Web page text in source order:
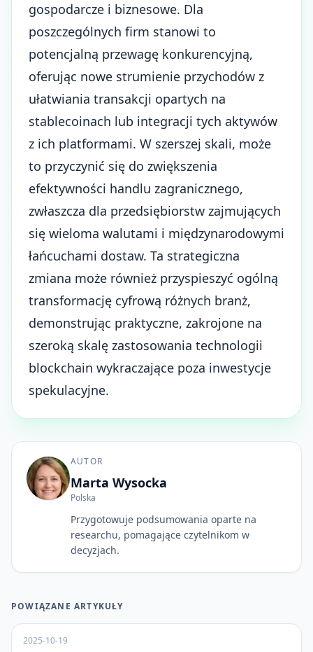
gospodarcze i biznesowe. Dla
poszczególnych firm stanowi to
potencjalną przewagę konkurencyjną,
oferując nowe strumienie przychodów z
ułatwiania transakcji opartych na
stablecoinach lub integracji tych aktywów
z ich platformami. W szerszej skali, może
to przyczynić się do zwiększenia
efektywności handlu zagranicznego,
zwłaszcza dla przedsiębiorstw zajmujących
się wieloma walutami i międzynarodowymi
łańcuchami dostaw. Ta strategiczna
zmiana może również przyspieszyć ogólną
transformację cyfrową różnych branż,
demonstrując praktyczne, zakrojone na
szeroką skalę zastosowania technologii
blockchain wykraczające poza inwestycje
spekulacyjne.
AUTOR
Marta Wysocka
Polska
Przygotowuje podsumowania oparte na
researchu, pomagające czytelnikom w
decyzjach.
POWIĄZANE ARTYKUŁY
2025-10-19